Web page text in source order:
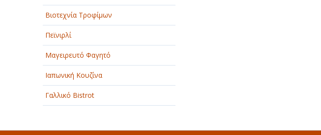
Βιοτεχνία Τροφίμων
Πεϊνιρλί
Μαγειρευτό Φαγητό
Ιαπωνική Κουζίνα
Γαλλικό Bistrot